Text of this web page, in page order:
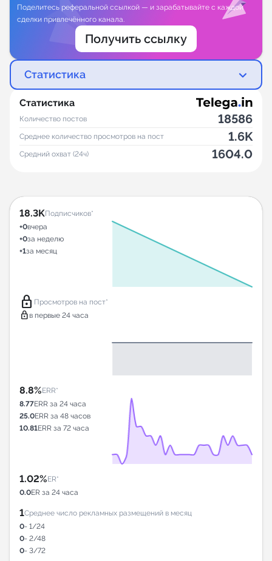
Поделитесь реферальной ссылкой — и зарабатывайте с каждой
сделки привлечённого канала.
Получить ссылку
Статистика
Статистика
Количество постов 18586
Среднее количество просмотров на пост 1.6K
Средний охват (24ч) 1604.0
18.3KПодписчиков*
+0вчера
+0за неделю
+1за месяц
lock Просмотров на пост*
lock в первые 24 часа
8.8%ERR*
8.77ERR за 24 часа
25.0ERR за 48 часов
10.81ERR за 72 часа
1.02%ER*
0.0ER за 24 часа
1Среднее число рекламных размещений в месяц
0- 1/24
0- 2/48
0- 3/72